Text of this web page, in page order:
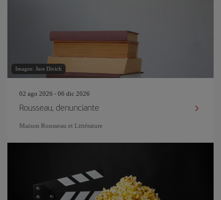
Imagen: Jure Divich
02 ago 2026 - 06 dic 2026
Rousseau, denunciante
Maison Rousseau et Littérature